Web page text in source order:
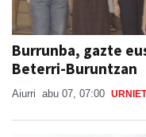
Burrunba, gazte
Beterri-Buruntzan
Aiurri abu 07, 07:00